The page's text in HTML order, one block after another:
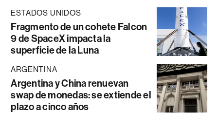
ESTADOS UNIDOS
Fragmento de un cohete Falcon
9 de SpaceX impacta la
superficie de la Luna
ARGENTINA
Argentina y China renuevan
swap de monedas: se extiende el
plazo a cinco años